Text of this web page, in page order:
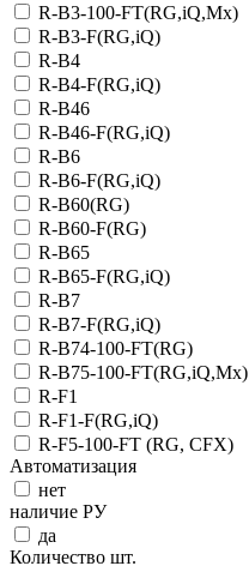
R-B3-100-FT(RG,iQ,Mx)
R-B3-F(RG,iQ)
R-B4
R-B4-F(RG,iQ)
R-B46
R-B46-F(RG,iQ)
R-B6
R-B6-F(RG,iQ)
R-B60(RG)
R-B60-F(RG)
R-B65
R-B65-F(RG,iQ)
R-B7
R-B7-F(RG,iQ)
R-B74-100-FT(RG)
R-B75-100-FT(RG,iQ,Mx)
R-F1
R-F1-F(RG,iQ)
R-F5-100-FT (RG, CFX)
Автоматизация
нет
наличие РУ
да
Количество шт.